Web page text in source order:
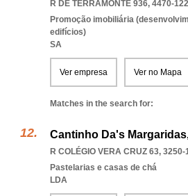
R DE TERRAMONTE 936, 4470-122
Promoção imobiliária
edifícios)
SA
Ver empresa Ver no Mapa
Matches in the search for:
Cantinho Da's
R COLÉGIO VERA CRUZ 63, 3250-
Pastelarias e casas de chá
LDA